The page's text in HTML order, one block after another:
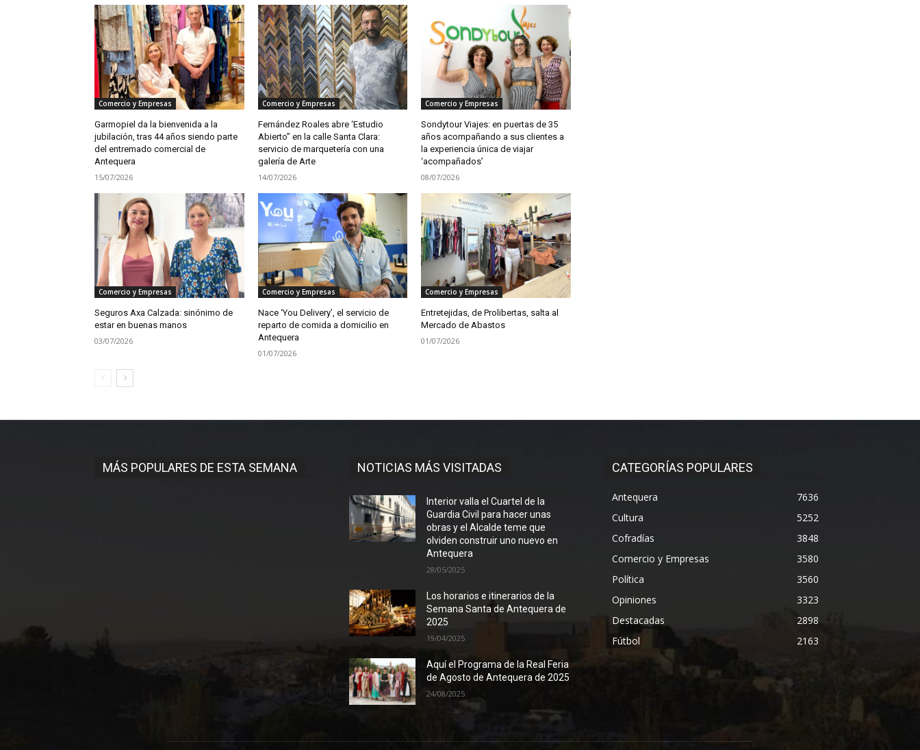
Comercio y Empresas
Garmopiel da la bienvenida a la
jubilación, tras 44 años siendo parte
del entremado comercial de
Antequera
15/07/2026
Comercio y Empresas
Fernández Roales abre ‘Estudio
Abierto” en la calle Santa Clara:
servicio de marquetería con una
galería de Arte
14/07/2026
Comercio y Empresas
Sondytour Viajes: en puertas de 35
años acompañando a sus clientes a
la experiencia única de viajar
‘acompañados’
08/07/2026
Comercio y Empresas
Seguros Axa Calzada: sinónimo de
estar en buenas manos
03/07/2026
Comercio y Empresas
Nace ‘You Delivery’, el servicio de
reparto de comida a domicilio en
Antequera
01/07/2026
Comercio y Empresas
Entretejidas, de Prolibertas, salta al
Mercado de Abastos
01/07/2026
MÁS POPULARES DE ESTA SEMANA NOTICIAS MÁS VISITADAS
Interior valla el Cuartel de la
Guardia Civil para hacer unas
obras y el Alcalde teme que
olviden construir uno nuevo en
Antequera
28/05/2025
Los horarios e itinerarios de la
Semana Santa de Antequera de
2025
19/04/2025
Aquí el Programa de la Real Feria
de Agosto de Antequera de 2025
24/08/2025
CATEGORÍAS POPULARES
Antequera
7636
Cultura
5252
Cofradías
3848
Comercio y Empresas
3580
Política
3560
Opiniones
3323
Destacadas
2898
Fútbol
2163